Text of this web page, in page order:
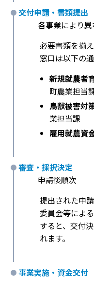
交付申請・書類提出
各事業により異
必要書類を揃
窓口は以下の通
新規就農者
町農業担当
鳥獣被害対
業担当課
雇用就農資
審査・採択決定
申請後順次
提出された申
委員会等によ
すると、交付
れます。
事業実施・資金交付